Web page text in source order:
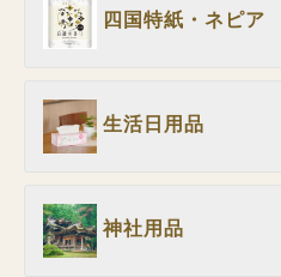
四国特紙・ネピア
生活日用品
神社用品